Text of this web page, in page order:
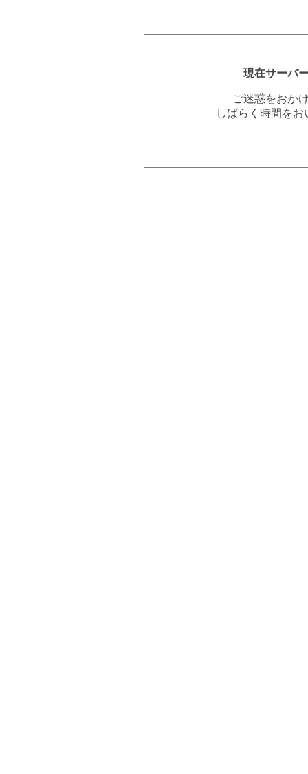
現在サーバ
ご迷惑をおか
しばらく時間を